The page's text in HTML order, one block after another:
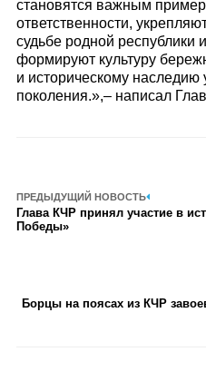
становятся важным
ответственности,
судьбе родной республики
формируют культуру
и историческому
поколения.»,– написал
ПРЕДЫДУЩИЙ НОВОСТЬ
Глава КЧР принял участие в
Победы»
Борцы на поясах из КЧР